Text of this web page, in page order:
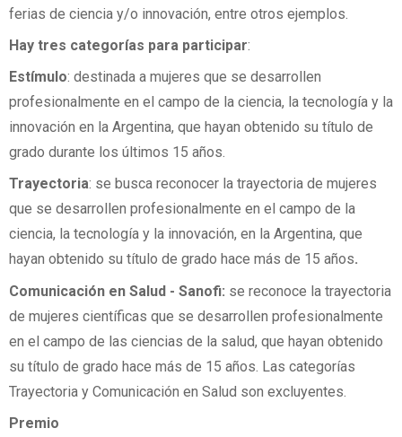
ferias de ciencia y/o innovación, entre otros ejemplos.
Hay tres categorías para participar:
Estímulo: destinada a mujeres que se desarrollen
profesionalmente en el campo de la ciencia, la tecnología y la
innovación en la Argentina, que hayan obtenido su título de
grado durante los últimos 15 años.
Trayectoria: se busca reconocer la trayectoria de mujeres
que se desarrollen profesionalmente en el campo de la
ciencia, la tecnología y la innovación, en la Argentina, que
hayan obtenido su título de grado hace más de 15 años.
Comunicación en Salud - Sanofi: se reconoce la trayectoria
de mujeres científicas que se desarrollen profesionalmente
en el campo de las ciencias de la salud, que hayan obtenido
su título de grado hace más de 15 años. Las categorías
Trayectoria y Comunicación en Salud son excluyentes.
Premio